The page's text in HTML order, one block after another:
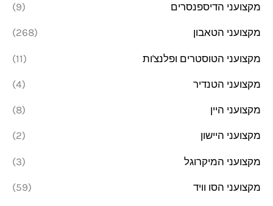
מקצועני הדיספנסרים (9)
מקצועני הטאבון (268)
מקצועני הטוסטרים ופלנצ'ות (11)
מקצועני הטנדיר (4)
מקצועני היין (8)
מקצועני היישון (2)
מקצועני המיקרוגל (3)
מקצועני הסו וויד (59)